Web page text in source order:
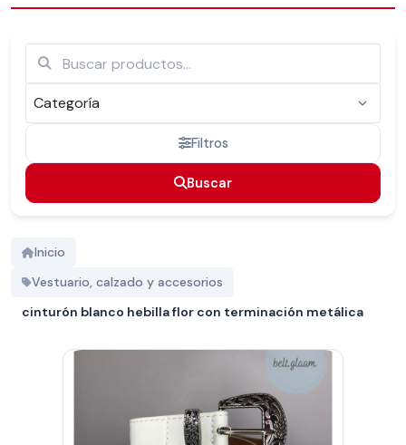
Filtros
Buscar
Inicio
Vestuario, calzado y accesorios
cinturón blanco hebilla flor con terminación metálica